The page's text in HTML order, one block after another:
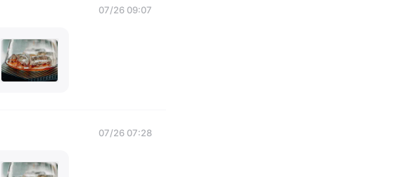
07/26 09:07
07/26 07:28